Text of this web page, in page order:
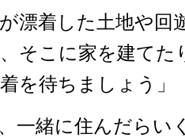
漂着した土地や回
そこに家を建てた
を待ちましょう」
一緒に住んだらい